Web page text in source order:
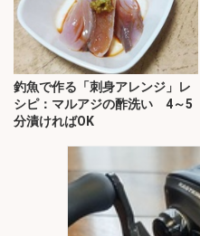
釣魚で作る「刺身アレンジ」レ
シピ：マルアジの酢洗い 4～5
分漬ければOK